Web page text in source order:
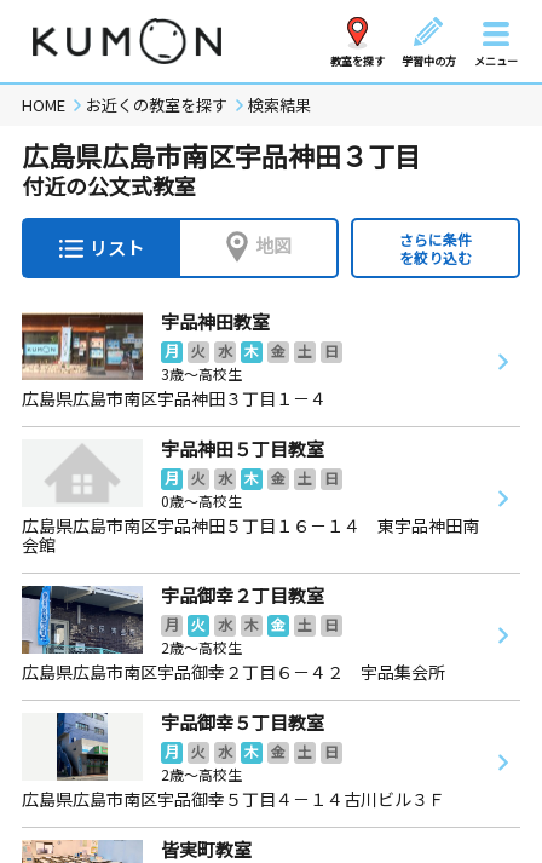
教室を探す 学習中の方 メニュー
HOME お近くの教室を探す 検索結果
広島県広島市南区宇品神田３丁目
付近の公文式教室
リスト 地図
さらに条件
を絞り込む
宇品神田教室
月 火 水 木 金 土
日
3歳～高校生
広島県広島市南区宇品神田３丁目１－４
宇品神田５丁目教室
月 火 水 木 金 土
日
0歳～高校生
広島県広島市南区宇品神田５丁目１６－１４ 東宇品神田南
会館
宇品御幸２丁目教室
月 火 水 木 金 土
日
2歳～高校生
広島県広島市南区宇品御幸２丁目６－４２ 宇品集会所
宇品御幸５丁目教室
月 火 水 木 金 土
日
2歳～高校生
広島県広島市南区宇品御幸５丁目４－１４古川ビル３Ｆ
皆実町教室